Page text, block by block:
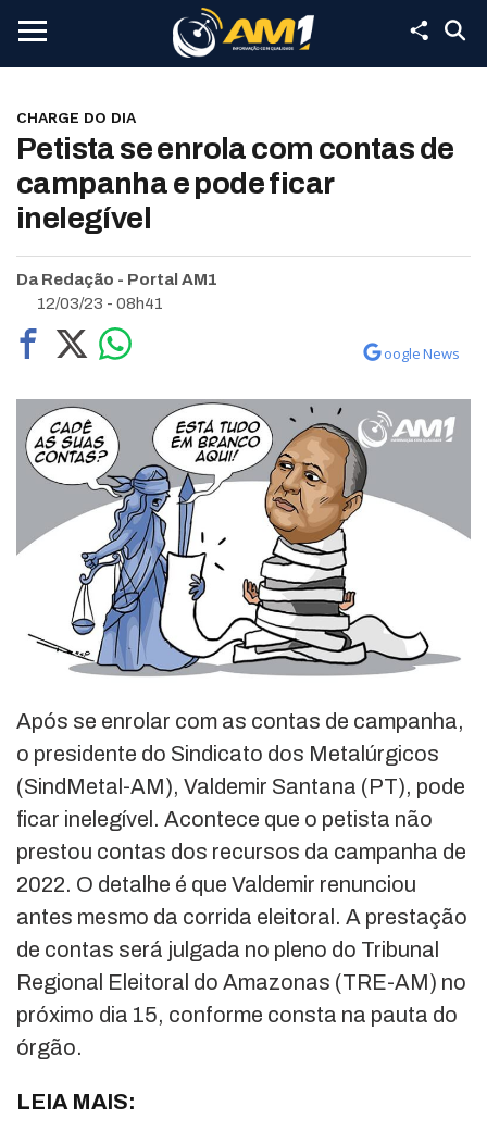
CHARGE DO DIA
Petista se enrola com contas de
campanha e pode ficar
inelegível
Da Redação - Portal AM1
12/03/23 - 08h41
oogle News
Após se enrolar com as contas de campanha,
o presidente do Sindicato dos Metalúrgicos
(SindMetal-AM), Valdemir Santana (PT), pode
ficar inelegível. Acontece que o petista não
prestou contas dos recursos da campanha de
2022. O detalhe é que Valdemir renunciou
antes mesmo da corrida eleitoral. A prestação
de contas será julgada no pleno do Tribunal
Regional Eleitoral do Amazonas (TRE-AM) no
próximo dia 15, conforme consta na pauta do
órgão.
LEIA MAIS: